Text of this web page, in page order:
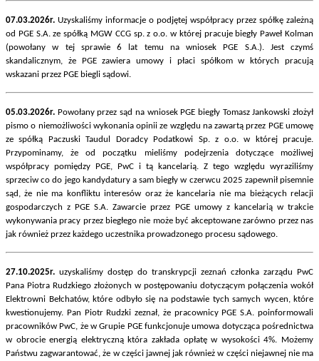
07.03.2026r. Uzyskaliśmy informacje o podjętej współpracy przez spółkę zależną
od PGE S.A. ze spółką MGW CCG sp. z o.o. w której pracuje biegły Paweł Kolman
(powołany w tej sprawie 6 lat temu na wniosek PGE S.A.). Jest czymś
skandalicznym, że PGE zawiera umowy i płaci spółkom w których pracują
wskazani przez PGE biegli sądowi.
05.03.2026r. Powołany przez sąd na wniosek PGE biegły Tomasz Jankowski złożył
pismo o niemożliwości wykonania opinii ze względu na zawartą przez PGE umowę
ze spółką Paczuski Taudul Doradcy Podatkowi Sp. z o.o. w której pracuje.
Przypominamy, że od początku mieliśmy podejrzenia dotyczące możliwej
współpracy pomiędzy PGE, PwC i tą kancelarią. Z tego względu wyraziliśmy
sprzeciw co do jego kandydatury a sam biegły w czerwcu 2025 zapewnił pisemnie
sąd, że nie ma konfliktu interesów oraz że kancelaria nie ma bieżących relacji
gospodarczych z PGE S.A. Zawarcie przez PGE umowy z kancelarią w trakcie
wykonywania pracy przez biegłego nie może być akceptowane zarówno przez nas
jak również przez każdego uczestnika prowadzonego procesu sądowego.
27.10.2025r. uzyskaliśmy dostęp do transkrypcji zeznań członka zarządu PwC
Pana Piotra Rudzkiego złożonych w postępowaniu dotyczącym połączenia wokół
Elektrowni Bełchatów, które odbyło się na podstawie tych samych wycen, które
kwestionujemy. Pan Piotr Rudzki zeznał, że pracownicy PGE S.A. poinformowali
pracowników PwC, że w Grupie PGE funkcjonuje umowa dotycząca pośrednictwa
w obrocie energią elektryczną która zakłada opłatę w wysokości 4%. Możemy
Państwu zagwarantować, że w części jawnej jak również w części niejawnej nie ma